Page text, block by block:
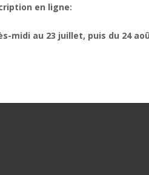
en ligne:
midi au 23 juillet, puis du 24